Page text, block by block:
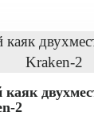
каяк
2